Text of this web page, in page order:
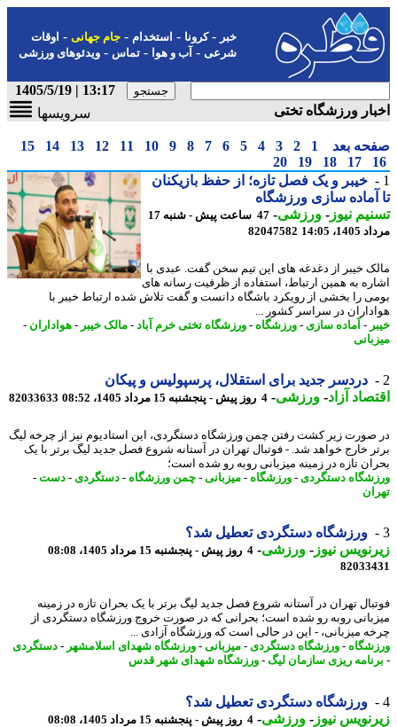
-کرونا-استخدام- جام جهانی-اوقات
شرعی-آب و هوا-تماس-ویدئوهای ورزشی
13:17 | 1405/5/19
ورزشگاه تختی
سرویسها
بعد 1
2
3
4
5
6
7
8
9
10
11
12
13
14
15
17
18
19
20
خیبر و یک فصل تازه؛ از حفظ بازیکنان
آماده سازی ورزشگاه
نیوز-ورزشی-
47 ساعت پیش - شنبه 17
14:05
82047582
خیبر از دغدغه های این تیم سخن گفت. عبدی با
به همین ارتباط، استفاده از ظرفیت رسانه های
را بخشی از رویکرد باشگاه دانست و گفت تلاش شده ارتباط خیبر با
در سراسر کشور ...
-آماده سازی- ورزشگاه-ورزشگاه تختی خرم آباد- مالک خیبر -هواداران -
دردسر جدید برای استقلال، پرسپولیس و پیکان
آزاد - ورزشی-4 روز پیش - پنجشنبه 15 مرداد 1405، 08:52 82033633
زیر کشت رفتن چمن ورزشگاه دستگردی، این استادیوم نیز از چرخه لیگ
خارج خواهد شد. - فوتبال تهران در آستانه شروع فصل جدید لیگ برتر با یک
تازه در زمینه میزبانی روبه رو شده است؛
دستگردی-ورزشگاه-میزبانی -چمن ورزشگاه-دستگردی-دست-
ورزشگاه دستگردی تعطیل شد؟
نیوز-ورزشی-4 روز پیش - پنجشنبه 15 مرداد 1405، 08:08
تهران در آستانه شروع فصل جدید لیگ برتر با یک بحران تازه در زمینه
روبه رو شده است؛ بحرانی که در صورت خروج ورزشگاه دستگردی از
میزبانی، - این در حالی است که ورزشگاه آزادی ...
-ورزشگاه دستگردی-میزبانی -ورزشگاه شهدای اسلامشهر-دستگردی
ریزی سازمان لیگ -ورزشگاه شهدای شهر قدس
ورزشگاه دستگردی تعطیل شد؟
نیوز-ورزشی-4 روز پیش - پنجشنبه 15 مرداد 1405، 08:08